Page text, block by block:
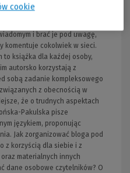
słowy, staje się marką,
i brać je pod uwagę,
komentuje cokolwiek w sieci.
to książka dla każdej osoby,
autorsko korzystają z
sobą zadanie kompleksowego
z obecnością w
że o trudnych aspektach
Pakulska pisze
językiem, proponując
Jak zorganizować bloga pod
z korzyścią dla siebie i z
materialnych innych
dane osobowe czytelników? O
cookie